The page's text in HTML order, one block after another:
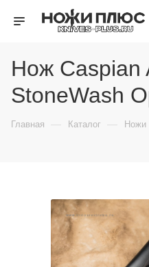
Нож Caspian
StoneWash
Главная — Каталог — Ножи